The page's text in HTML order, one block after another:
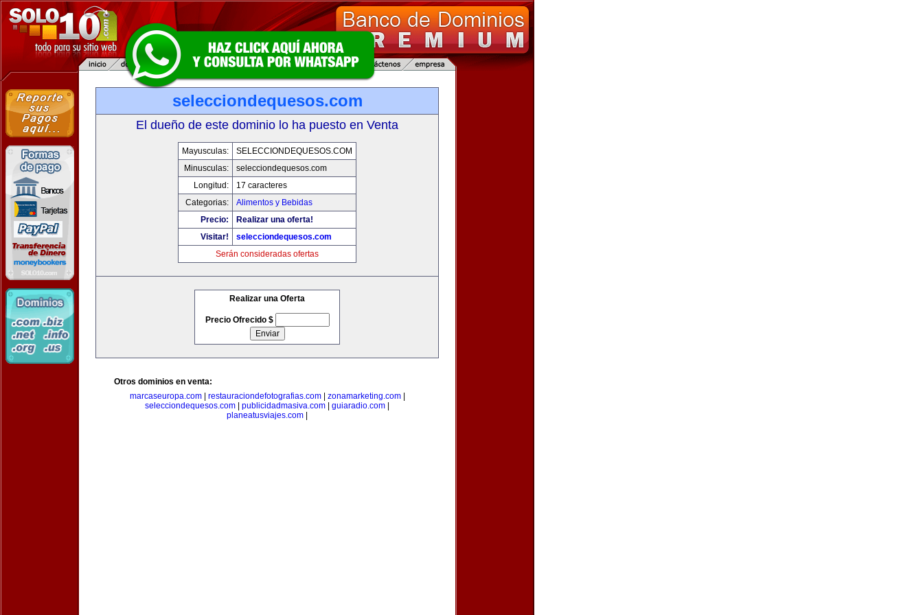
selecciondequesos.com
El dueño de este dominio lo ha puesto en Venta
Mayusculas:
SELECCIONDEQUESOS.COM
Minusculas:
selecciondequesos.com
Longitud:
17 caracteres
Categorias:
Alimentos y Bebidas
Precio:
Realizar una oferta!
Visitar!
selecciondequesos.com
Serán consideradas ofertas
Realizar una Oferta
Precio Ofrecido $
Otros dominios en venta:
marcaseuropa.com| restauraciondefotografias.com| zonamarketing.com|
selecciondequesos.com
publicidadmasiva.com guiaradio.com
planeatusviajes.com